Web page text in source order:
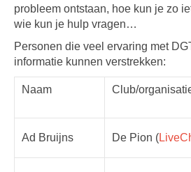
probleem ontstaan, hoe kun je zo
wie kun je hulp vragen…
Personen die veel ervaring met
informatie kunnen verstrekken:
Naam Club/
Ad Bruijns De Pion (